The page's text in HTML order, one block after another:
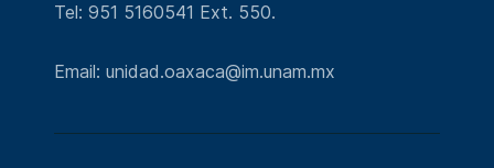
Tel: 951 5160541 Ext. 550.
Email: unidad.oaxaca@im.unam.mx